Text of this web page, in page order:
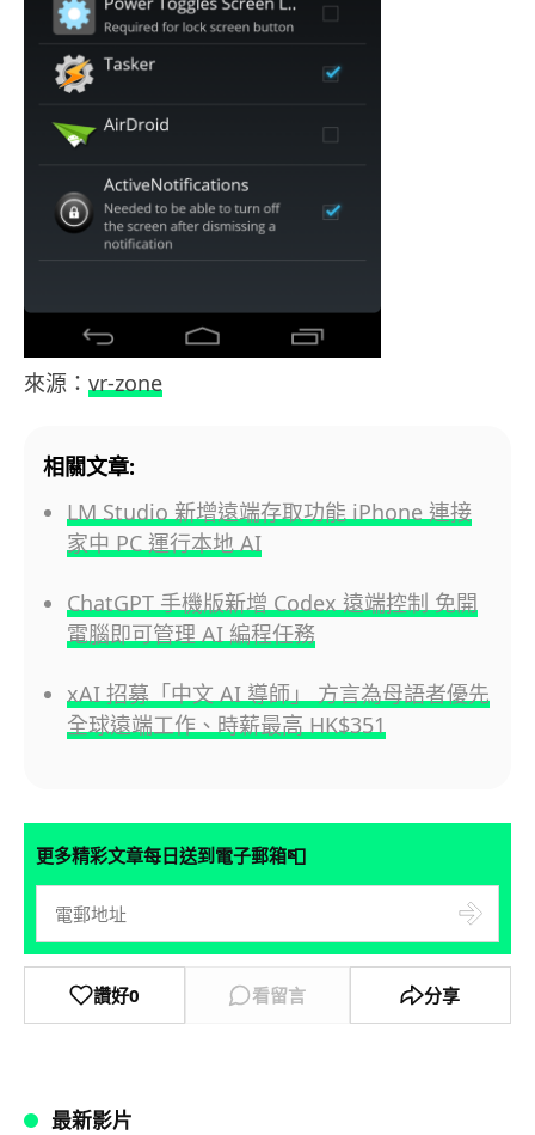
來源： vr-zone
相關文章:
LM Studio 新增遠端存取功能 iPhone 連接
家中 PC 運行本地 AI
ChatGPT 手機版新增 Codex 遠端控制 免開
電腦即可管理 AI 編程任務
xAI 招募「中文 AI 導師」 方言為母語者優先
全球遠端工作、時薪最高 HK$351
更多精彩文章每日送到電子郵箱📮
讚好0 看留言 分享
最新影片